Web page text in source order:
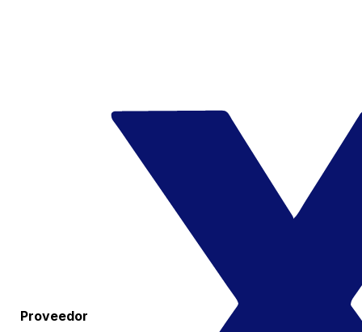
Proveedor